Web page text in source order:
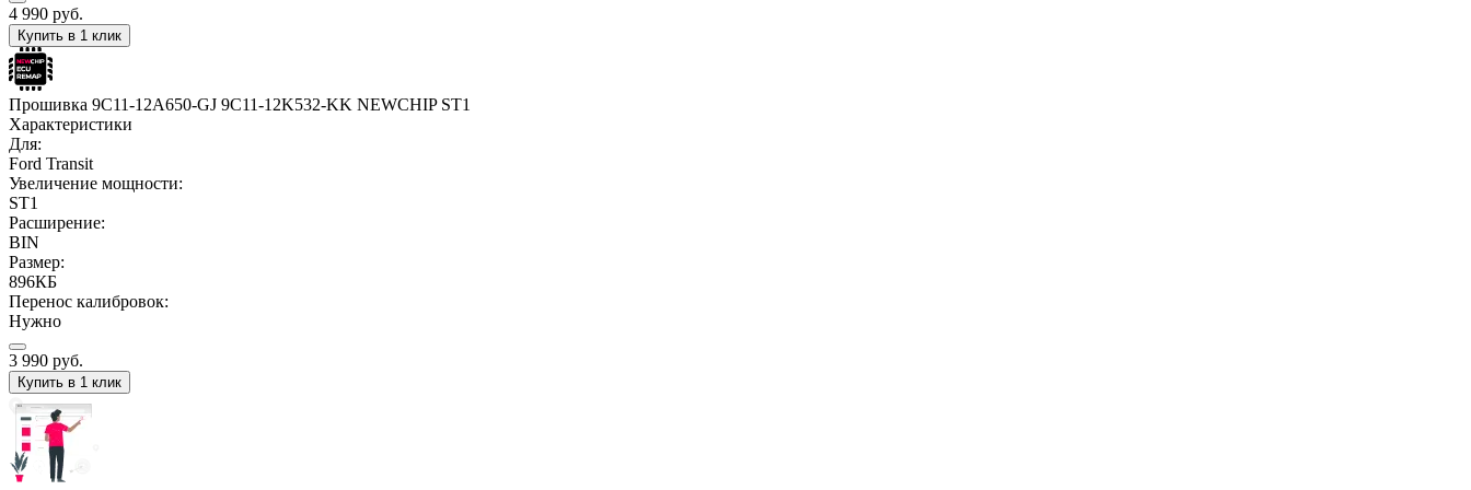
4 990 руб.
Купить в 1 клик
Прошивка 9C11-12A650-GJ 9C11-12K532-KK NEWCHIP ST1
Характеристики
Для:
Ford Transit
Увеличение мощности:
ST1
Расширение:
BIN
Размер:
896КБ
Перенос калибровок:
Нужно
3 990 руб.
Купить в 1 клик